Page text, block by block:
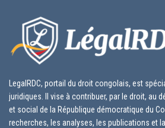
LegalRDC, portail du droit congolais, est
juridiques. Il vise à contribuer, par le droit, au
et social de la République démocratique du
recherches, les analyses, les publications et